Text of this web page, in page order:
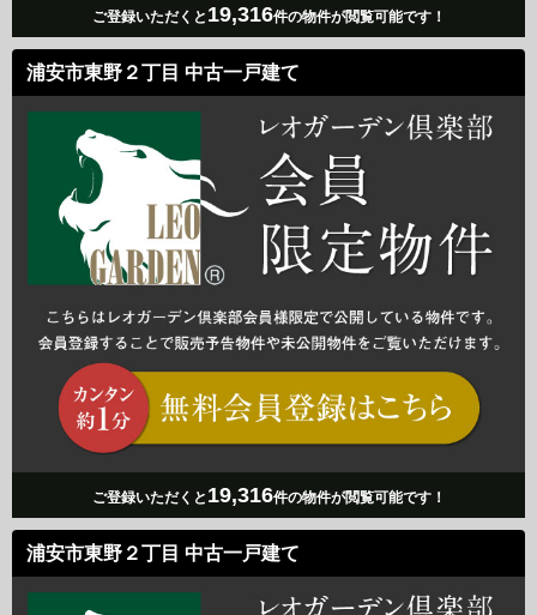
ご登録いただくと 19,316件の物件が閲覧可能です！
浦安市東野２丁目 中古一戸建て
ご登録いただくと 19,316件の物件が閲覧可能です！
浦安市東野２丁目 中古一戸建て